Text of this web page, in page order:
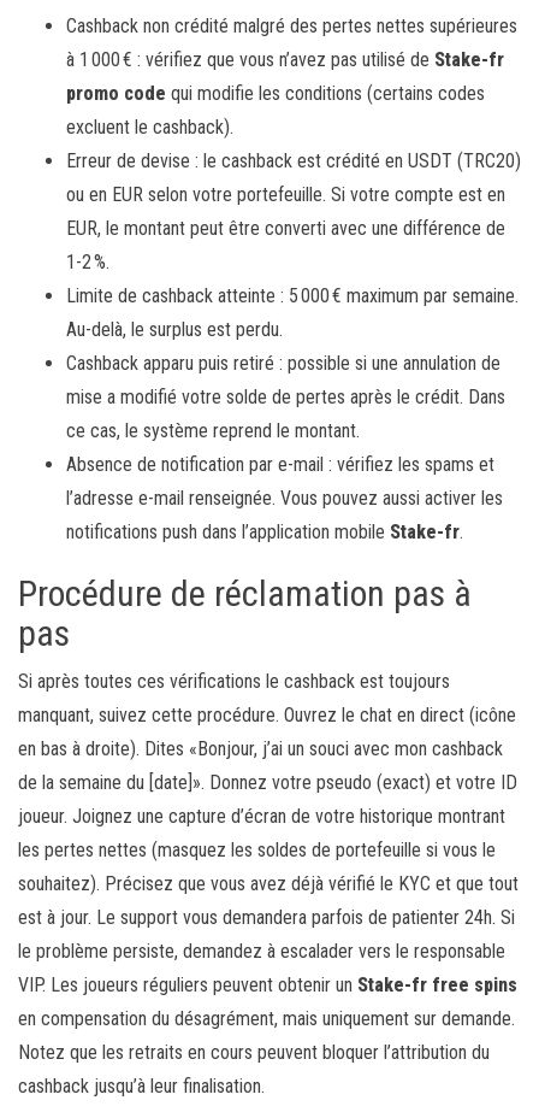
Cashback non crédité malgré des pertes nettes supérieures
à 1 000 € : vérifiez que vous n’avez pas utilisé de Stake-fr
promo code qui modifie les conditions (certains codes
excluent le cashback).
Erreur de devise : le cashback est crédité en USDT (TRC20)
ou en EUR selon votre portefeuille. Si votre compte est en
EUR, le montant peut être converti avec une différence de
1-2 %.
Limite de cashback atteinte : 5 000 € maximum par semaine.
Au-delà, le surplus est perdu.
Cashback apparu puis retiré : possible si une annulation de
mise a modifié votre solde de pertes après le crédit. Dans
ce cas, le système reprend le montant.
Absence de notification par e-mail : vérifiez les spams et
l’adresse e-mail renseignée. Vous pouvez aussi activer les
notifications push dans l’application mobile Stake-fr.
Procédure de réclamation pas à
pas
Si après toutes ces vérifications le cashback est toujours
manquant, suivez cette procédure. Ouvrez le chat en direct (icône
en bas à droite). Dites «Bonjour, j’ai un souci avec mon cashback
de la semaine du [date]». Donnez votre pseudo (exact) et votre ID
joueur. Joignez une capture d’écran de votre historique montrant
les pertes nettes (masquez les soldes de portefeuille si vous le
souhaitez). Précisez que vous avez déjà vérifié le KYC et que tout
est à jour. Le support vous demandera parfois de patienter 24h. Si
le problème persiste, demandez à escalader vers le responsable
VIP. Les joueurs réguliers peuvent obtenir un Stake-fr free spins
en compensation du désagrément, mais uniquement sur demande.
Notez que les retraits en cours peuvent bloquer l’attribution du
cashback jusqu’à leur finalisation.